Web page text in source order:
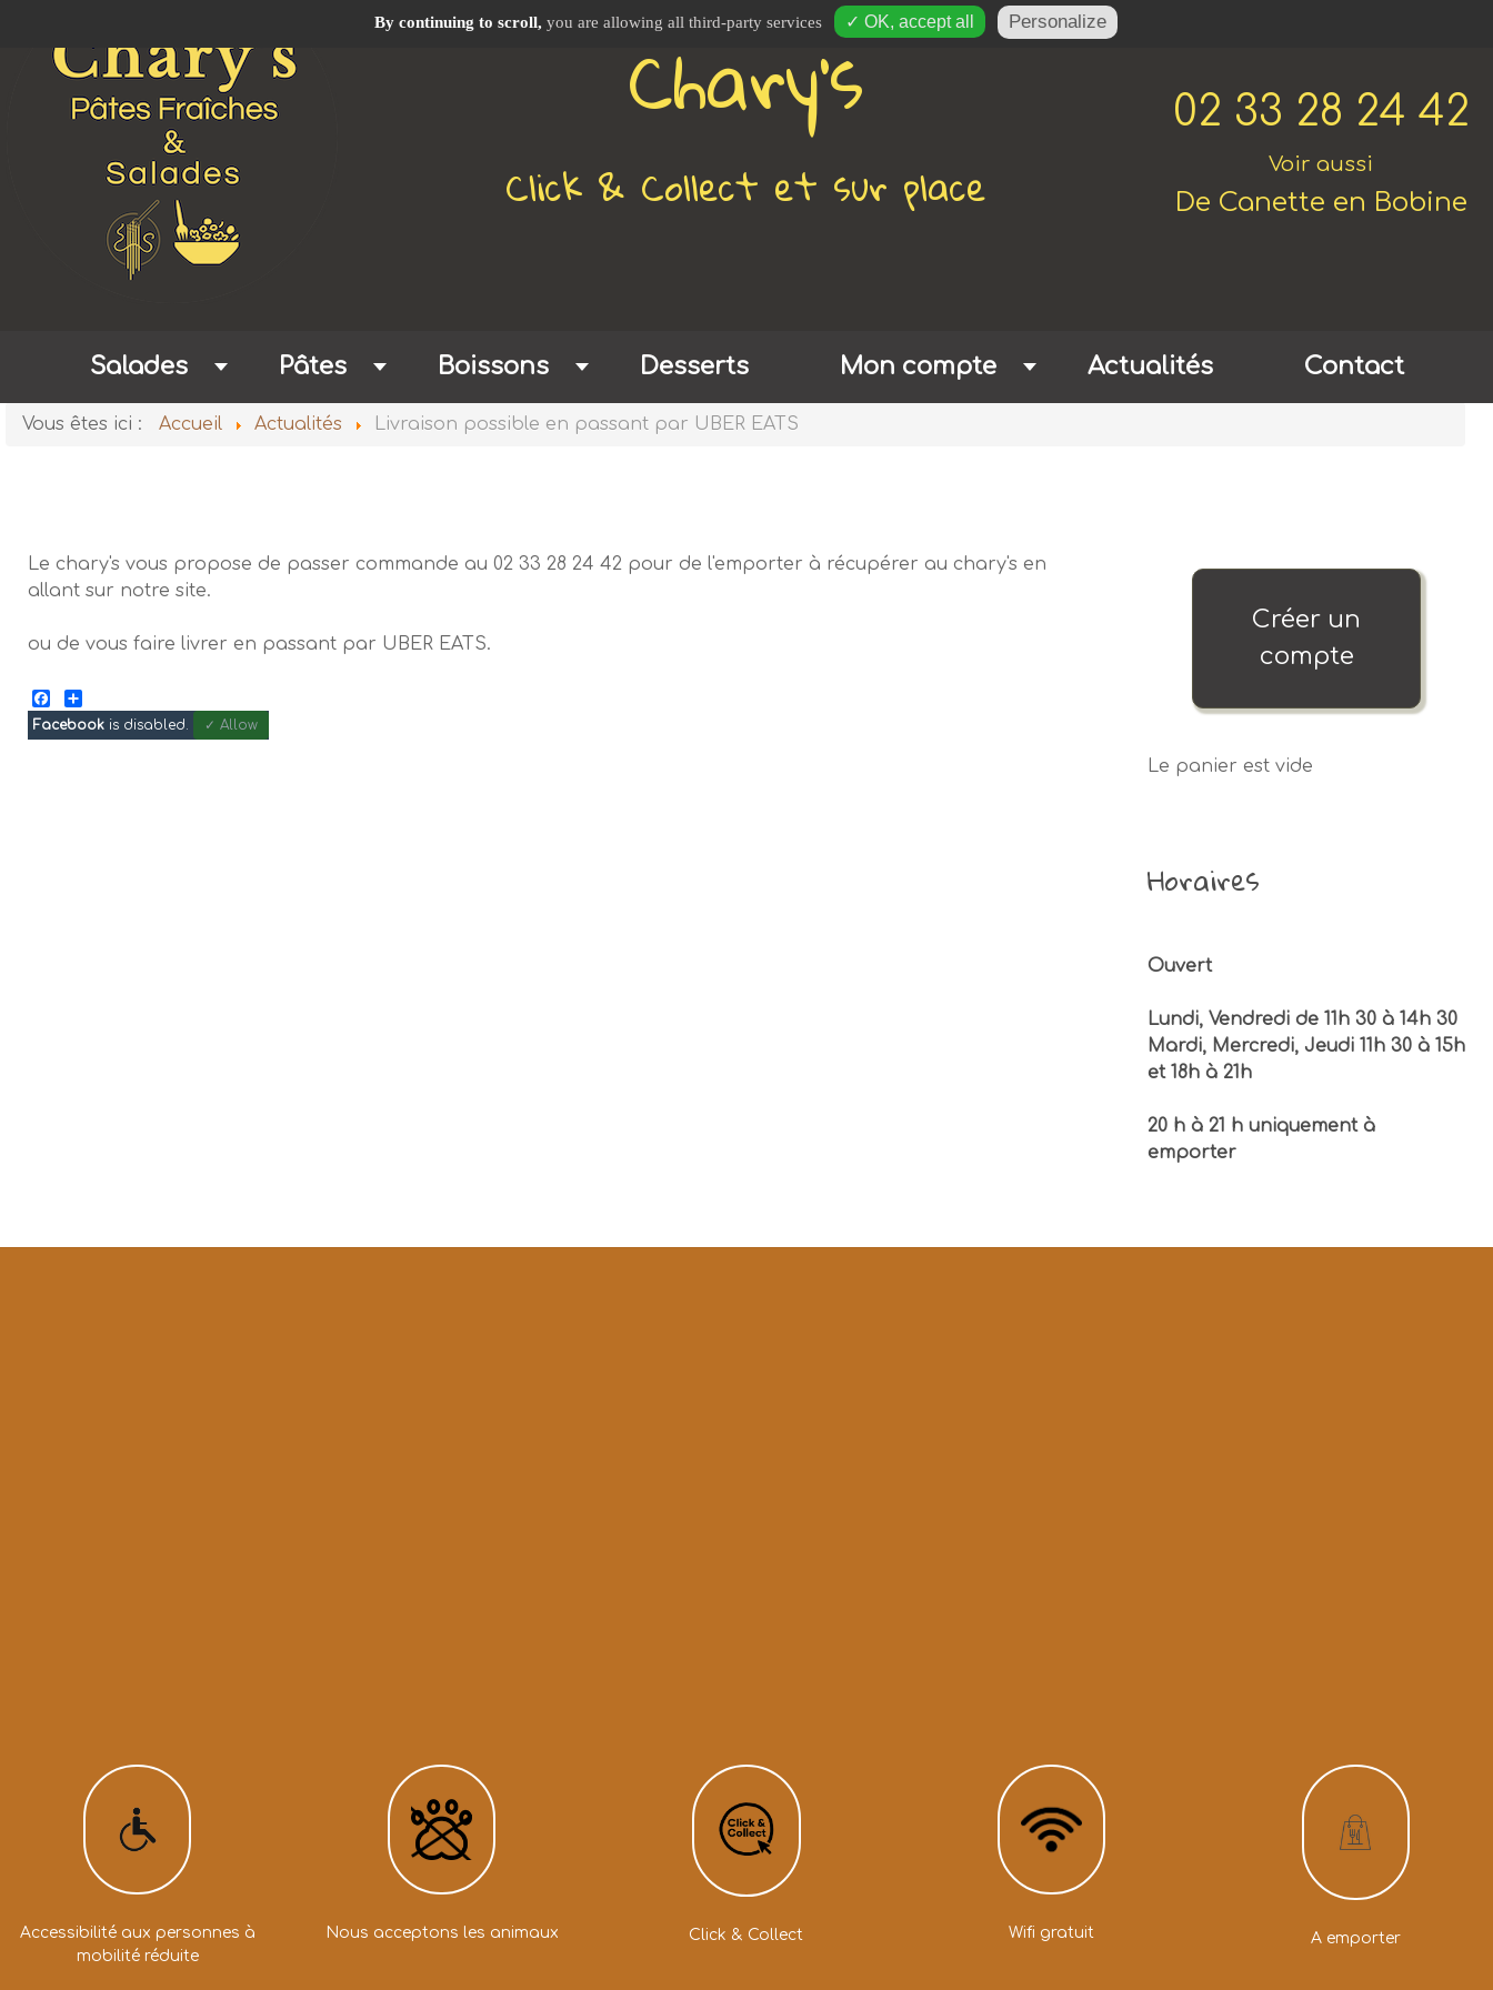
Chary's
Click & Collect et sur place
02 33 28 24 42
Voir aussi
De Canette en Bobine
Salades Pâtes Boissons Desserts Mon compte Actualités Contact
Vous êtes ici : Accueil Actualités Livraison possible en passant par UBER EATS
Le chary's vous propose de passer commande au 02 33 28 24 42 pour de l'emporter à récupérer au chary's en
allant sur notre site.
ou de vous faire livrer en passant par UBER EATS.
Facebook
Share
Facebook is disabled. ✓ Allow
Créer un
compte
Le panier est vide
Horaires
Ouvert
Lundi, Vendredi de 11h 30 à 14h 30
Mardi, Mercredi, Jeudi 11h 30 à 15h
et 18h à 21h
20 h à 21 h uniquement à
emporter
Accessibilité aux personnes à
mobilité réduite
Nous acceptons les animaux Click & Collect Wifi gratuit A emporter
By continuing to scroll, you are allowing all third-party services ✓ OK, accept all Personalize